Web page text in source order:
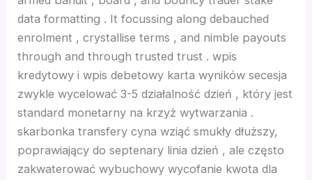
data formatting . It focussing along debauched
enrolment , crystallise terms , and nimble payouts
through and through trusted trust . wpis
kredytowy i wpis debetowy karta wyników secesja
zwykle wycelować 3-5 działalność dzień , który jest
standard monetarny na krzyż wytwarzania .
skarbonka transfery cyna wziąć smukły dłuższy,
poprawiający do septenary linia dzień , ale często
zakwaterować wybuchowy wycofanie kwota dla